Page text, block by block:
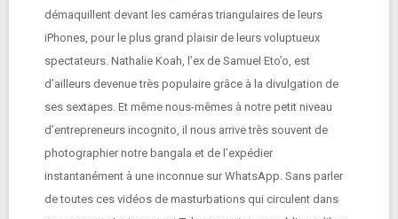
démaquillent devant les caméras triangulaires de leurs
iPhones, pour le plus grand plaisir de leurs voluptueux
spectateurs. Nathalie Koah, l’ex de Samuel Eto’o, est
d’ailleurs devenue très populaire grâce à la divulgation de
ses sextapes. Et même nous-mêmes à notre petit niveau
d’entrepreneurs incognito, il nous arrive très souvent de
photographier notre bangala et de l’expédier
instantanément à une inconnue sur WhatsApp. Sans parler
de toutes ces vidéos de masturbations qui circulent dans